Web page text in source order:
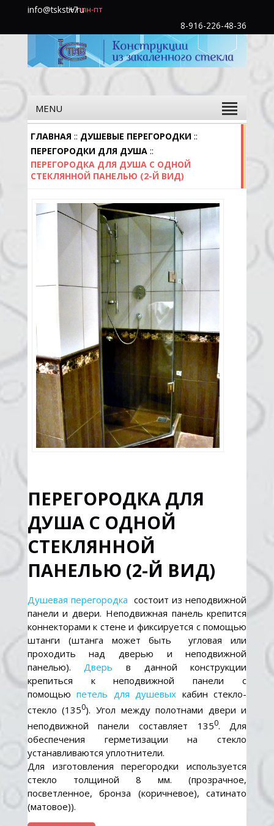
info@tskstiv.ru
+7
760-
31-
48
пн-пт
8-916-226-48-36
MENU
ГЛАВНАЯ :: ДУШЕВЫЕ ПЕРЕГОРОДКИ ::
ПЕРЕГОРОДКИ ДЛЯ ДУША ::
ПЕРЕГОРОДКА ДЛЯ ДУША С ОДНОЙ
СТЕКЛЯННОЙ ПАНЕЛЬЮ (2-Й ВИД)
ПЕРЕГОРОДКА ДЛЯ
ДУША С ОДНОЙ
СТЕКЛЯННОЙ
ПАНЕЛЬЮ (2-Й ВИД)
Душевая перегородка состоит из неподвижной
панели и двери. Неподвижная панель крепится
коннекторами к стене и фиксируется с помощью
штанги (штанга может быть угловая или
проходить над дверью и неподвижной
панелью).Дверь в данной конструкции
крепиться к неподвижной панели с
помощьюпетель для душевых кабин стекло-
стекло (1350). Угол между полотнами двери и
неподвижной панели составляет 1350. Для
обеспечения герметизации на стекло
устанавливаются уплотнители.
Для изготовления перегородки используется
стекло толщиной 8 мм. (прозрачное,
посветленное, бронза (коричневое), сатинато
(матовое)).